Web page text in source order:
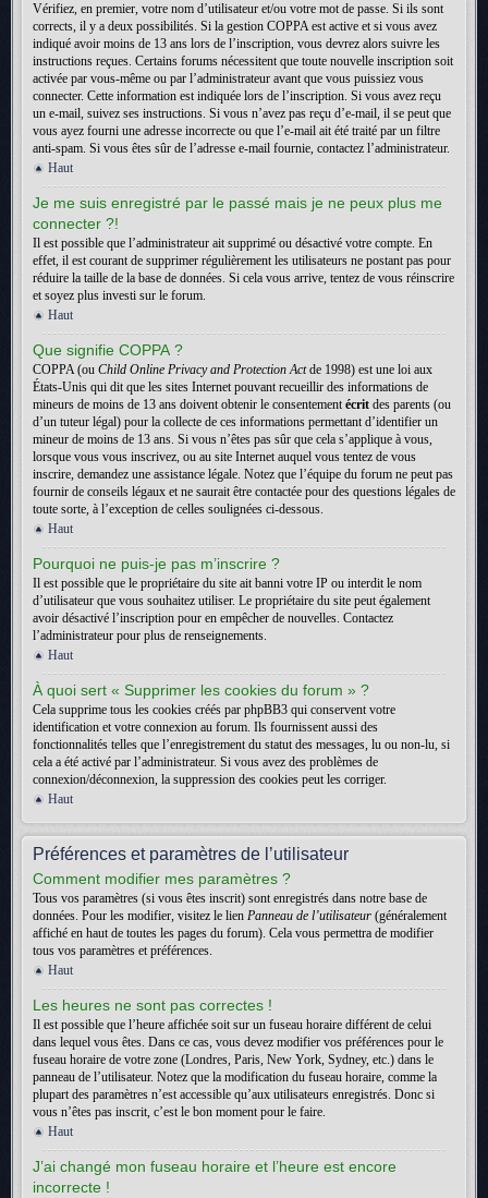
Vérifiez, en premier, votre nom d’utilisateur et/ou votre mot de passe. Si ils sont
corrects, il y a deux possibilités. Si la gestion COPPA est active et si vous avez
indiqué avoir moins de 13 ans lors de l’inscription, vous devrez alors suivre les
instructions reçues. Certains forums nécessitent que toute nouvelle inscription soit
activée par vous-même ou par l’administrateur avant que vous puissiez vous
connecter. Cette information est indiquée lors de l’inscription. Si vous avez reçu
un e-mail, suivez ses instructions. Si vous n’avez pas reçu d’e-mail, il se peut que
vous ayez fourni une adresse incorrecte ou que l’e-mail ait été traité par un filtre
anti-spam. Si vous êtes sûr de l’adresse e-mail fournie, contactez l’administrateur.
Haut
Je me suis enregistré par le passé mais je ne peux plus me
connecter ?!
Il est possible que l’administrateur ait supprimé ou désactivé votre compte. En
effet, il est courant de supprimer régulièrement les utilisateurs ne postant pas pour
réduire la taille de la base de données. Si cela vous arrive, tentez de vous réinscrire
et soyez plus investi sur le forum.
Haut
Que signifie COPPA ?
COPPA (ou Child Online Privacy and Protection Actde 1998) est une loi aux
États-Unis qui dit que les sites Internet pouvant recueillir des informations de
mineurs de moins de 13 ans doivent obtenir le consentementécrit des parents (ou
d’un tuteur légal) pour la collecte de ces informations permettant d’identifier un
mineur de moins de 13 ans. Si vous n’êtes pas sûr que cela s’applique à vous,
lorsque vous vous inscrivez, ou au site Internet auquel vous tentez de vous
inscrire, demandez une assistance légale. Notez que l’équipe du forum ne peut pas
fournir de conseils légaux et ne saurait être contactée pour des questions légales de
toute sorte, à l’exception de celles soulignées ci-dessous.
Haut
Pourquoi ne puis-je pas m’inscrire ?
Il est possible que le propriétaire du site ait banni votre IP ou interdit le nom
d’utilisateur que vous souhaitez utiliser. Le propriétaire du site peut également
avoir désactivé l’inscription pour en empêcher de nouvelles. Contactez
l’administrateur pour plus de renseignements.
Haut
À quoi sert « Supprimer les cookies du forum » ?
Cela supprime tous les cookies créés par phpBB3 qui conservent votre
identification et votre connexion au forum. Ils fournissent aussi des
fonctionnalités telles que l’enregistrement du statut des messages, lu ou non-lu, si
cela a été activé par l’administrateur. Si vous avez des problèmes de
connexion/déconnexion, la suppression des cookies peut les corriger.
Haut
Préférences et paramètres de l’utilisateur
Comment modifier mes paramètres ?
Tous vos paramètres (si vous êtes inscrit) sont enregistrés dans notre base de
données. Pour les modifier, visitez le lien Panneau de l’utilisateur (généralement
affiché en haut de toutes les pages du forum). Cela vous permettra de modifier
tous vos paramètres et préférences.
Haut
Les heures ne sont pas correctes !
Il est possible que l’heure affichée soit sur un fuseau horaire différent de celui
dans lequel vous êtes. Dans ce cas, vous devez modifier vos préférences pour le
fuseau horaire de votre zone (Londres, Paris, New York, Sydney, etc.) dans le
panneau de l’utilisateur. Notez que la modification du fuseau horaire, comme la
plupart des paramètres n’est accessible qu’aux utilisateurs enregistrés. Donc si
vous n’êtes pas inscrit, c’est le bon moment pour le faire.
Haut
J’ai changé mon fuseau horaire et l’heure est encore
incorrecte !